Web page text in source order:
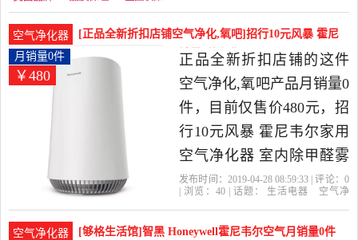
电器当中性价比很高的空
气净化,氧吧，由上海发
货。
空气净化器
[正品全新折扣店铺空气净化,氧吧]招行10元风暴 霍尼
韦尔家用空气净化月销量0件仅售480元
￥480
月销量0件
正品全新折扣店铺的这件
空气净化,氧吧产品月销量0
件，目前仅售价480元，招
行10元风暴 霍尼韦尔家用
空气净化器 室内除甲醛雾
霾异味净化机是2019年正
电器当中性价比很高的空
发布时间：2019-04-28 08:59:33 | 评论： 0
| 浏览： 40| 话题： 生活电器
空气净
空气净化器
[够格生活馆]智黑 Honeywell霍尼韦尔空气月销量0件